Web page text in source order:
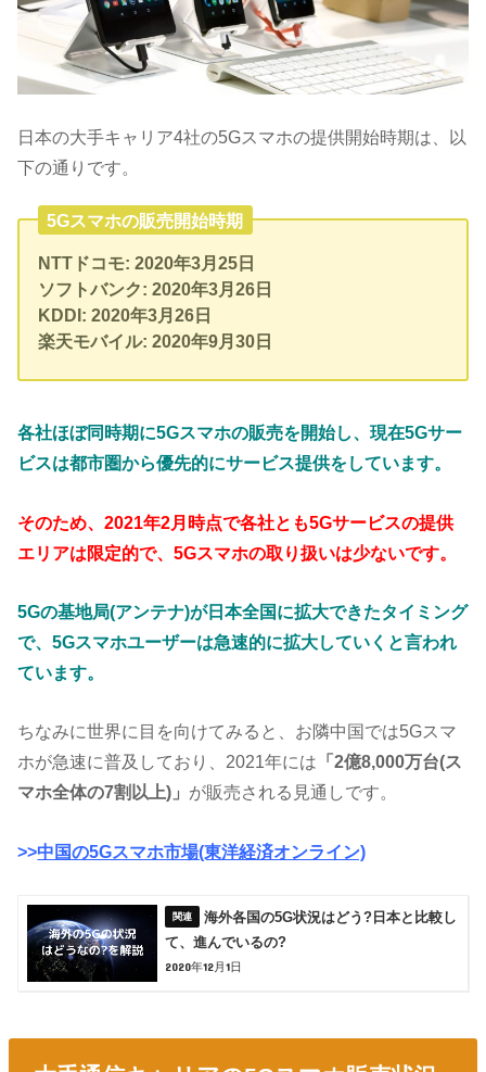
日本の大手キャリア4社の5Gスマホの提供開始時期は、以
下の通りです。
5Gスマホの販売開始時期
NTTドコモ: 2020年3月25日
ソフトバンク: 2020年3月26日
KDDI: 2020年3月26日
楽天モバイル: 2020年9月30日
各社ほぼ同時期に5Gスマホの販売を開始し、現在5Gサー
ビスは都市圏から優先的にサービス提供をしています。
そのため、2021年2月時点で各社とも5Gサービスの提供
エリアは限定的で、5Gスマホの取り扱いは少ないです。
5Gの基地局(アンテナ)が日本全国に拡大できたタイミング
で、5Gスマホユーザーは急速的に拡大していくと言われ
ています。
ちなみに世界に目を向けてみると、お隣中国では5Gスマ
ホが急速に普及しており、2021年には 「2億8,000万台(ス
マホ全体の7割以上)」 が販売される見通しです。
>>中国の5Gスマホ市場(東洋経済オンライン)
海外各国の5G状況はどう?日本と比較し
て、進んでいるの?
2020年12月1日